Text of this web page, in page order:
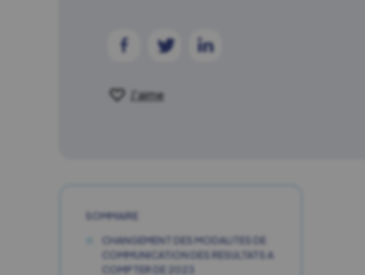
J'aime
SOMMAIRE
CHANGEMENT DES MODALITES DE
COMMUNICATION DES RESULTATS A
COMPTER DE 2023